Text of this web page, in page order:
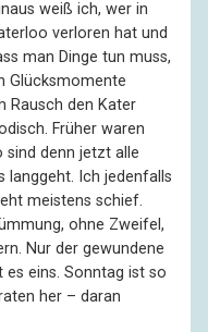
weiß ich, wer in
verloren hat und
man Dinge tun muss,
Glücksmomente
Rausch den Kater
Früher waren
sind denn jetzt alle
langgeht. Ich jedenfalls
meistens schief.
ohne Zweifel,
Nur der gewundene
eins. Sonntag ist so
her – daran